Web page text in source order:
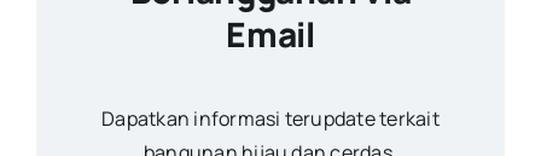
Email
Dapatkan informasi terupdate terkait